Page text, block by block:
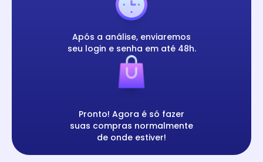
Após a análise, enviaremos
seu login e senha em até 48h.
Pronto! Agora é só fazer
suas compras normalmente
de onde estiver!